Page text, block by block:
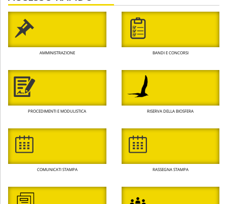
AMMINISTRAZIONE BANDI E CONCORSI
PROCEDIMENTI E MODULISTICA RISERVA DELLA BIOSFERA
COMUNICATI STAMPA RASSEGNA STAMPA